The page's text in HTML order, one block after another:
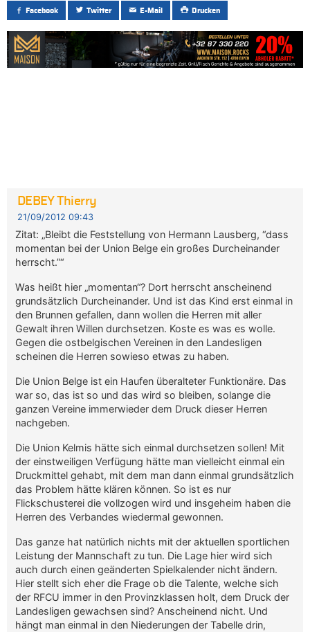
Facebook Twitter E-Mail Drucken
DEBEY Thierry
21/09/2012 09:43
Zitat: „Bleibt die Feststellung von Hermann Lausberg, “dass
momentan bei der Union Belge ein großes Durcheinander
herrscht.”“
Was heißt hier „momentan“? Dort herrscht anscheinend
grundsätzlich Durcheinander. Und ist das Kind erst einmal in
den Brunnen gefallen, dann wollen die Herren mit aller
Gewalt ihren Willen durchsetzen. Koste es was es wolle.
Gegen die ostbelgischen Vereinen in den Landesligen
scheinen die Herren sowieso etwas zu haben.
Die Union Belge ist ein Haufen überalteter Funktionäre. Das
war so, das ist so und das wird so bleiben, solange die
ganzen Vereine immerwieder dem Druck dieser Herren
nachgeben.
Die Union Kelmis hätte sich einmal durchsetzen sollen! Mit
der einstweiligen Verfügung hätte man vielleicht einmal ein
Druckmittel gehabt, mit dem man dann einmal grundsätzlich
das Problem hätte klären können. So ist es nur
Flickschusterei die vollzogen wird und insgeheim haben die
Herren des Verbandes wiedermal gewonnen.
Das ganze hat natürlich nichts mit der aktuellen sportlichen
Leistung der Mannschaft zu tun. Die Lage hier wird sich
auch durch einen geänderten Spielkalender nicht ändern.
Hier stellt sich eher die Frage ob die Talente, welche sich
der RFCU immer in den Provinzklassen holt, dem Druck der
Landesligen gewachsen sind? Anscheinend nicht. Und
hängt man einmal in den Niederungen der Tabelle drin,